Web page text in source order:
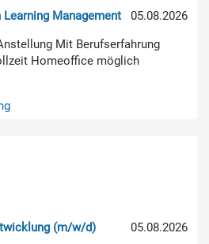
05.08.2026
Management
Mit Berufserfahrung
Homeoffice möglich
05.08.2026
(m/w/d)